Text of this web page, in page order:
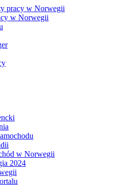
pracy w Norwegii
w Norwegii
w Norwegii
2024